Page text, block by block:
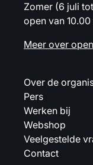
Zomer (6 juli
open van 10.00
Meer over
Over de
Pers
Werken bij
Webshop
Veelgestelde
Contact